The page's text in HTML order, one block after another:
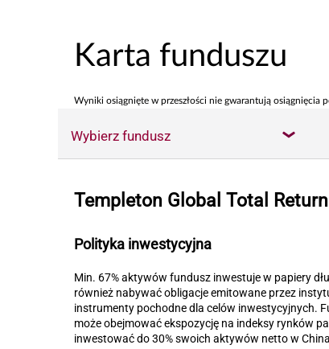
Karta funduszu
Wyniki osiągnięte w przeszłości nie gwarantują osiągnięcia
Wybierz fundusz
Templeton Global Total
Polityka inwestycyjna
Min. 67% aktywów fundusz inwestuje w papiery
również nabywać obligacje emitowane przez
instrumenty pochodne dla celów inwestycyjnych.
może obejmować ekspozycję na indeksy rynków
inwestować do 30% swoich aktywów netto w